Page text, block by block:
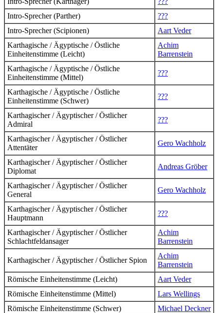
Intro-Sprecher (Parther)
???
Intro-Sprecher (Scipionen)
Aart Veder
Karthagische / Ägyptische / Östliche
Einheitenstimme (Leicht)
Achim
Barrenstein
Karthagische / Ägyptische / Östliche
Einheitenstimme (Mittel)
???
Karthagische / Ägyptische / Östliche
Einheitenstimme (Schwer)
???
Karthagischer / Ägyptischer / Östlicher
Admiral
???
Karthagischer / Ägyptischer / Östlicher
Attentäter
Gero Wachholz
Karthagischer / Ägyptischer / Östlicher
Diplomat
Andreas Gröber
Karthagischer / Ägyptischer / Östlicher
General
Gero Wachholz
Karthagischer / Ägyptischer / Östlicher
Hauptmann
???
Karthagischer / Ägyptischer / Östlicher
Schlachtfeldansager
Achim
Barrenstein
Karthagischer / Ägyptischer / Östlicher Spion
Achim
Barrenstein
Römische Einheitenstimme (Leicht)
Aart Veder
Römische Einheitenstimme (Mittel)
Lars Wellings
Römische Einheitenstimme (Schwer)
Michael Deckner